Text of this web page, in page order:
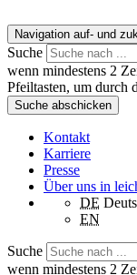
Navigation auf- und
Suche
wenn mindestens 2
Pfeiltasten, um durch
Suche abschicken
Kontakt
Karriere
Presse
Über uns in
DE
EN
Suche
wenn mindestens 2